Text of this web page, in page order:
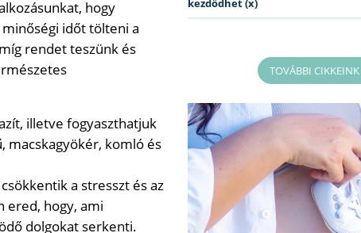
hogy
időt tölteni a
rendet teszünk és
illetve fogyaszthatjuk
macskagyökér, komló és
a stresszt és az
ered, hogy, ami
dolgokat serkenti.
kezdődhet (x)
TOVÁBBI CIKKEINK